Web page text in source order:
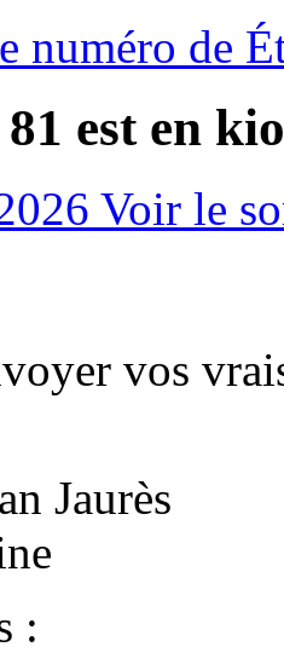
numéro de
est en
Voir le
vos
Jaurès
: